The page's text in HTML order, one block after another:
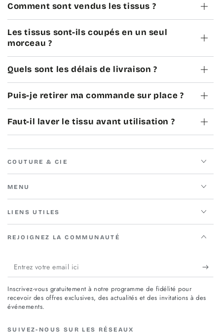
Comment sont vendus les tissus ?
Les tissus sont-ils coupés en un seul
morceau ?
Quels sont les délais de livraison ?
Puis-je retirer ma commande sur place ?
Faut-il laver le tissu avant utilisation ?
COUTURE & CIE
MENU
LIENS UTILES
REJOIGNEZ LA COMMUNAUTÉ
Entrez
votre
email
ici
Inscrivez-vous gratuitement à notre programme de fidélité pour
recevoir des offres exclusives, des actualités et des invitations à des
événements.
SUIVEZ-NOUS SUR LES RÉSEAUX